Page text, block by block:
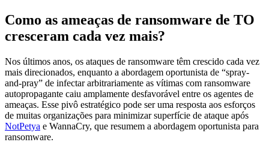
Como as ameaças de ransomware de TO
cresceram cada vez mais?
Nos últimos anos, os ataques de ransomware têm crescido cada vez
mais direcionados, enquanto a abordagem oportunista de “spray-
and-pray” de infectar arbitrariamente as vítimas com ransomware
autopropagante caiu amplamente desfavorável entre os agentes de
ameaças. Esse pivô estratégico pode ser uma resposta aos esforços
de muitas organizações para minimizar superfície de ataque após
NotPetya e WannaCry, que resumem a abordagem oportunista para
ransomware.